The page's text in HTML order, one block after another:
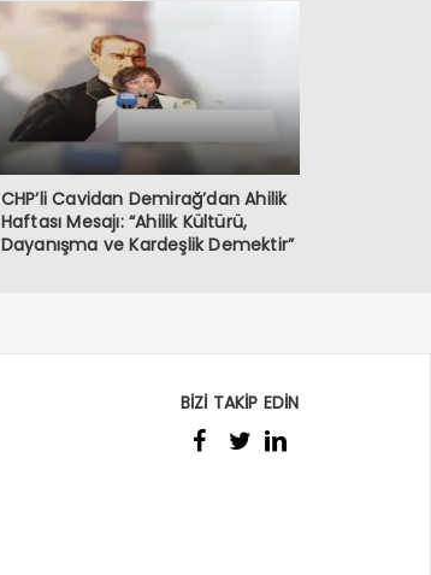
CHP’li Cavidan Demirağ’dan Ahilik
Haftası Mesajı: “Ahilik Kültürü,
Dayanışma ve Kardeşlik Demektir”
BİZİ TAKİP EDİN